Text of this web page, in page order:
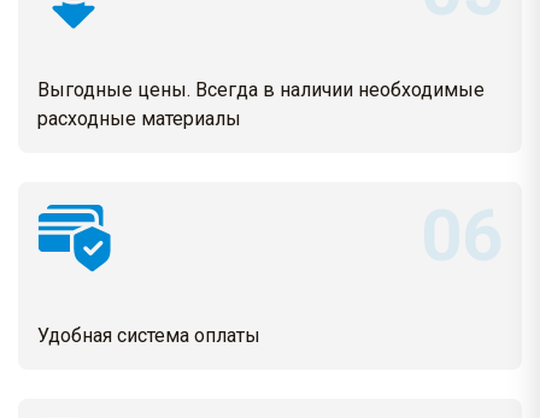
Выгодные цены. Всегда в наличии необходимые
расходные материалы
Удобная система оплаты